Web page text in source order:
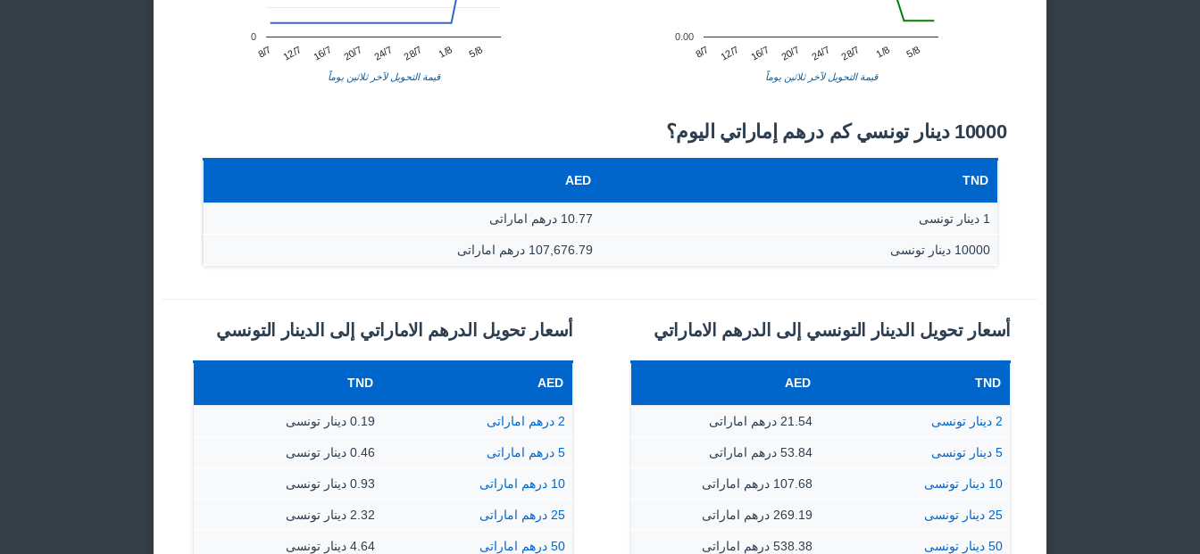
8/7 12/7 16/7 20/7 24/7 28/7 1/8 5/8
0.00
قيمة التحويل لآخر ثلاثين يوماً
8/7 12/7 16/7 20/7 24/7 28/7 1/8 5/8
0
قيمة التحويل لآخر ثلاثين يوماً
10000 دينار تونسي كم درهم إماراتي اليوم؟
TND
AED
1 دينار تونسى 10.77 درهم اماراتى
10000 دينار تونسى 107,676.79 درهم اماراتى
أسعار تحويل الدينار التونسي إلى الدرهم الاماراتي
TND
AED
2 دينار تونسى 21.54 درهم اماراتى
5 دينار تونسى 53.84 درهم اماراتى
10 دينار تونسى 107.68 درهم اماراتى
25 دينار تونسى 269.19 درهم اماراتى
50 دينار تونسى 538.38 درهم اماراتى
أسعار تحويل الدرهم الاماراتي إلى الدينار التونسي
AED
TND
2 درهم اماراتى 0.19 دينار تونسى
5 درهم اماراتى 0.46 دينار تونسى
10 درهم اماراتى 0.93 دينار تونسى
25 درهم اماراتى 2.32 دينار تونسى
50 درهم اماراتى 4.64 دينار تونسى